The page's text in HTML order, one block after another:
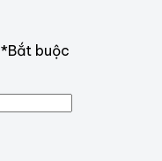
*Bắt buộc